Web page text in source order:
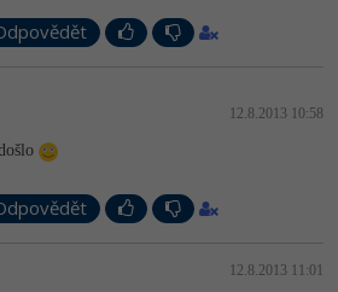
-41%
(AI)
bezpečnost
12.8.2013 10:58
12.8.2013 11:01